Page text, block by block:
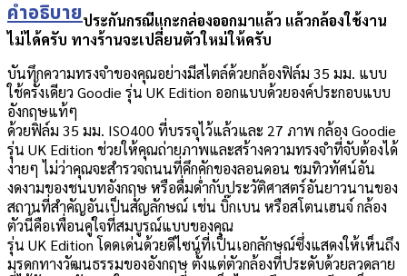
คำอธิบายประกันกรณีแกะกล่องออกมาแล้ว แล้วกล้องใช้งาน
ไม่ได้ครับ ทางร้านจะเปลี่ยนตัวใหม่ให้ครับ
บันทึกความทรงจำของคุณอย่างมีสไตล์ด้วยกล้องฟิล์ม 35 มม. แบบ
ใช้ครั้งเดียว Goodie รุ่น UK Edition ออกแบบด้วยองค์ประกอบแบบ
อังกฤษแท้ๆ
ด้วยฟิล์ม 35 มม. ISO400 ที่บรรจุไว้แล้วและ 27 ภาพ กล้อง Goodie
รุ่น UK Edition ช่วยให้คุณถ่ายภาพและสร้างความทรงจำที่จับต้องได้
ง่ายๆ ไม่ว่าคุณจะสำรวจถนนที่คึกคักของลอนดอน ชมทิวทัศน์อัน
งดงามของชนบทอังกฤษ หรือดื่มด่ำกับประวัติศาสตร์อันยาวนานของ
สถานที่สำคัญอันเป็นสัญลักษณ์ เช่น บิ๊กเบน หรือสโตนเฮนจ์ กล้อง
ตัวนี้คือเพื่อนคู่ใจที่สมบูรณ์แบบของคุณ
รุ่น UK Edition โดดเด่นด้วยดีไซน์ที่เป็นเอกลักษณ์ซึ่งแสดงให้เห็นถึง
มรดกทางวัฒนธรรมของอังกฤษ ตั้งแต่ตัวกล้องที่ประดับด้วยลวดลาย